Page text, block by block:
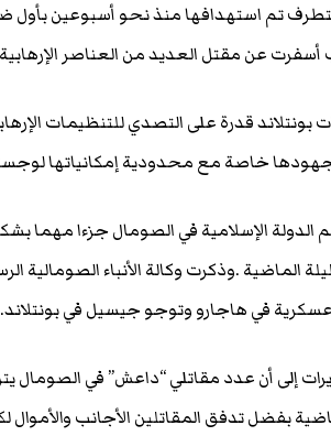
تم استهدافها منذ نحو أسبوعين بأول
أسفرت عن مقتل العديد من العناصر
بونتلاند قدرة على التصدي للتنظيمات
خاصة مع محدودية إمكانياتها
الدولة الإسلامية في الصومال جزءا مهما
الماضية .وذكرت وكالة الأنباء
في هاجارو وتوجو جيسيل في بونتلاند.
بفضل تدفق المقاتلين الأجانب والأموال